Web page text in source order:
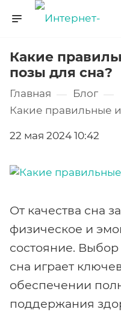
Какие
позы для сна?
Главная — Блог —
Какие правильные
22 мая 2024 10:42
От качества сна
физическое и
состояние.
сна играет
обеспечении
поддержания